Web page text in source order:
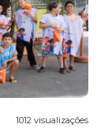
1012 visualizações